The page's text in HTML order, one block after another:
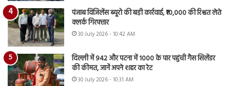
पंजाब विजिलेंस ब्यूरो की बड़ी कार्रवाई, ₹10,000 की रिश्वत लेते
क्लर्क गिरफ्तार
30 July 2026 - 10:42 AM
दिल्ली में 942 और पटना में 1000 के पार पहुंची गैस सिलेंडर
की कीमत, जानें अपने शहर का रेट
30 July 2026 - 10:31 AM